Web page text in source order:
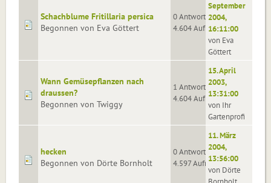
Schachblume Fritillaria persica
Begonnen von Eva Göttert
0 Antworten
4.604 Aufrufe
September
2004,
16:11:00
von Eva
Göttert
Wann Gemüsepflanzen nach
draussen?
Begonnen von Twiggy
1 Antworten
4.604 Aufrufe
15. April
2003,
13:31:00
von Ihr
Gartenprofi
hecken
Begonnen von Dörte Bornholt
0 Antworten
4.597 Aufrufe
11. März
2004,
13:56:00
von Dörte